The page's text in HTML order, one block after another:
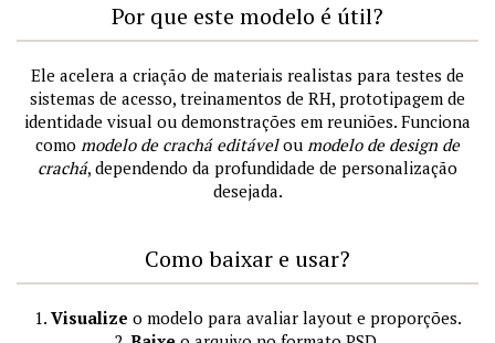
Por que este modelo é útil?
Ele acelera a criação de materiais realistas para testes de
sistemas de acesso, treinamentos de RH, prototipagem de
identidade visual ou demonstrações em reuniões. Funciona
como modelo de crachá editávelou modelo de design de
crachá, dependendo da profundidade de personalização
desejada.
Como baixar e usar?
1. Visualize o modelo para avaliar layout e proporções.